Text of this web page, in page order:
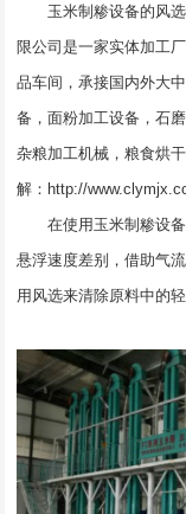
玉米制糁设备的风
限公司是一家实体加工
品车间，承接国内外大
备，面粉加工设备，石
杂粮加工机械，粮食烘
解： http://
在使用玉米制糁设备
悬浮速度差别，借助气
用风选来清除原料中的轻